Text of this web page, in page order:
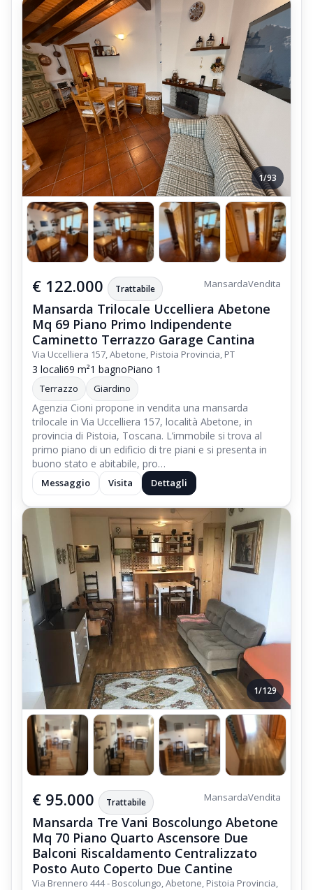
1/93
€ 122.000 Trattabile MansardaVendita
Mansarda Trilocale Uccelliera Abetone
Mq 69 Piano Primo Indipendente
Caminetto Terrazzo Garage Cantina
Via Uccelliera 157, Abetone, Pistoia Provincia, PT
3 locali69 m²1 bagnoPiano 1
Terrazzo Giardino
Agenzia Cioni propone in vendita una mansarda
trilocale in Via Uccelliera 157, località Abetone, in
provincia di Pistoia, Toscana. L’immobile si trova al
primo piano di un edificio di tre piani e si presenta in
buono stato e abitabile, pro…
Messaggio Visita Dettagli
1/129
€ 95.000 Trattabile MansardaVendita
Mansarda Tre Vani Boscolungo Abetone
Mq 70 Piano Quarto Ascensore Due
Balconi Riscaldamento Centralizzato
Posto Auto Coperto Due Cantine
Via Brennero 444 - Boscolungo, Abetone, Pistoia Provincia,